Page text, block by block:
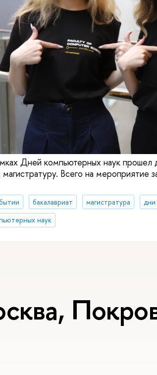
Дней компьютерных наук прошел
магистратуру. Всего на мероприятие
бакалавриат магистратура
наук